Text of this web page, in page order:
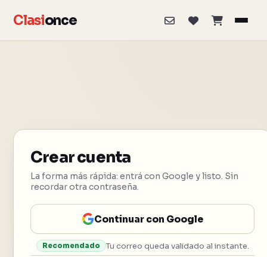
Clasionce
Crear cuenta
La forma más rápida: entrá con Google y listo. Sin
recordar otra contraseña.
Continuar con Google
Recomendado Tu correo queda validado al instante.